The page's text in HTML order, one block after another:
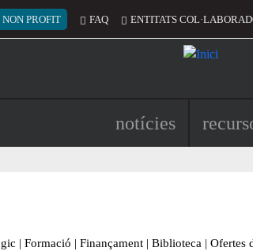
del compte d'usuari
NON PROFIT FAQ ENTITATS
Navegació
notícies
| Formació | Finançament | Biblioteca | Ofertes